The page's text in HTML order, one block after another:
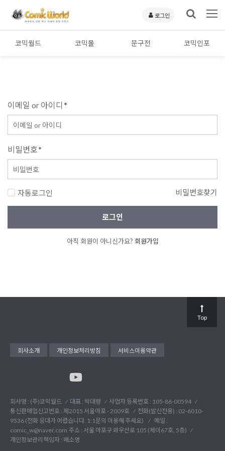
로그인
코믹월드 코믹몰 문구전 코믹인포
이메일 or 아이디 *
비밀번호*
자동로그인 비밀번호찾기
로그인
아직 회원이 아니신가요? 회원가입
회사소개 개인정보처리방침 서비스이용약관
회사명 : (주)코믹월드 대표 : 박대령
사업자 등록번호 : 105-86-00594
통신판매업신고번호 : 제2015 서울마포 - 2009호
전화(발신전용) : 02-6010-
9536 (전화 응대가 어렵습니다. 1:1문의 이용해 주세요)
메일 :
comic_w@naver.com 주소 : 서울 마포구 와우산로 105 (제이67호, 5층)
개인정보관리책임자 : 배소영
Top